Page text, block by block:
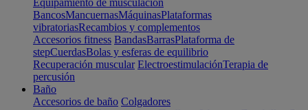
Equipamiento de musculación
BancosMancuernasMáquinasPlataformas
vibratoriasRecambios y complementos
Accesorios fitness BandasBarrasPlataforma de
stepCuerdasBolas y esferas de equilibrio
Recuperación muscular ElectroestimulaciónTerapia de
percusión
Baño
Accesorios de baño Colgadores